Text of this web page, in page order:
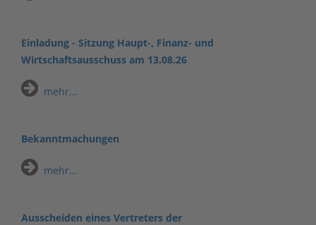
Einladung - Sitzung Haupt-, Finanz- und
Wirtschaftsausschuss am 13.08.26
mehr...
Bekanntmachungen
mehr...
Ausscheiden eines Vertreters der